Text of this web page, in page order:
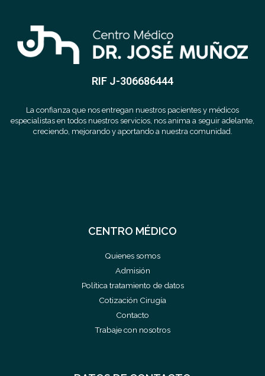
RIF J-306686444
La confianza que nos entregan nuestros pacientes y médicos
especialistas en todos nuestros servicios, nos anima a seguir adelante,
creciendo, mejorando y aportando a nuestra comunidad.
CENTRO MÉDICO
Quienes somos
Admisión
Política tratamiento de datos
Cotización Cirugía
Contacto
Trabaje con nosotros